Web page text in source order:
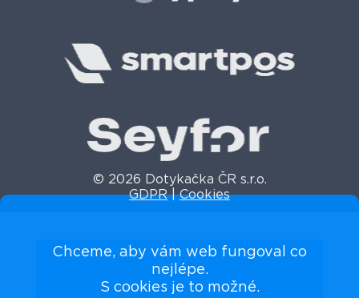
© 2026 Dotykačka ČR s.r.o.
GDPR|Cookies
Chceme, aby vám web fungoval co
nejlépe.
S cookies je to možné.